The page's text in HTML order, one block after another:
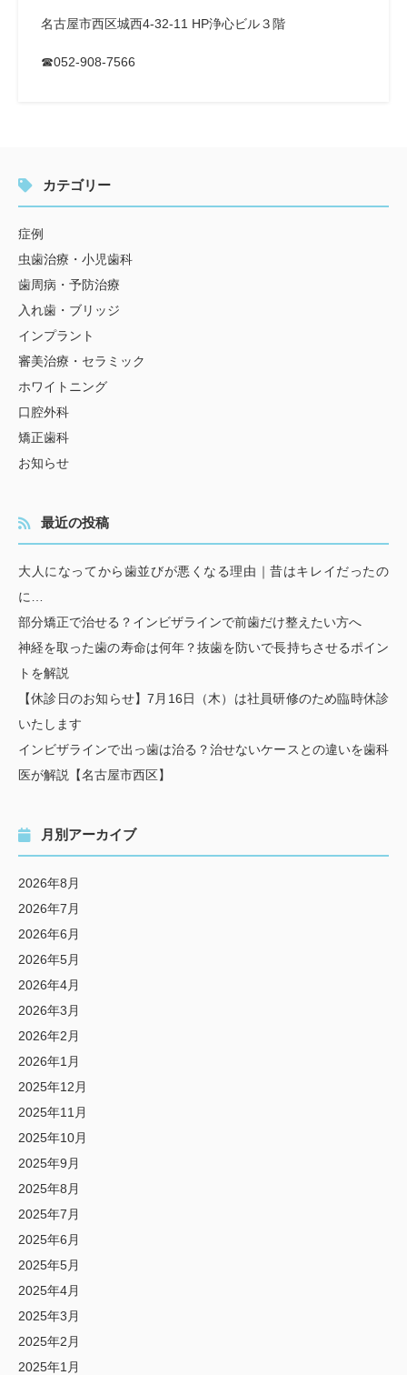
名古屋市西区城西4-32-11 HP浄心ビル３階
☎052-908-7566
カテゴリー
症例
虫歯治療・小児歯科
歯周病・予防治療
入れ歯・ブリッジ
インプラント
審美治療・セラミック
ホワイトニング
口腔外科
矯正歯科
お知らせ
最近の投稿
大人になってから歯並びが悪くなる理由｜昔はキレイだったの
に…
部分矯正で治せる？インビザラインで前歯だけ整えたい方へ
神経を取った歯の寿命は何年？抜歯を防いで長持ちさせるポイン
トを解説
【休診日のお知らせ】7月16日（木）は社員研修のため臨時休診
いたします
インビザラインで出っ歯は治る？治せないケースとの違いを歯科
医が解説【名古屋市西区】
月別アーカイブ
2026年8月
2026年7月
2026年6月
2026年5月
2026年4月
2026年3月
2026年2月
2026年1月
2025年12月
2025年11月
2025年10月
2025年9月
2025年8月
2025年7月
2025年6月
2025年5月
2025年4月
2025年3月
2025年2月
2025年1月